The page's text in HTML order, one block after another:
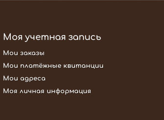
Моя учетная запись
Мои заказы
Мои платёжные квитанции
Мои адреса
Моя личная информация